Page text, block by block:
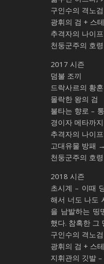
구인수의 격노검
광휘의 검 + 스
추격자의 나이프
천둥군주의 호령
2017 시즌
덤불 조끼
드락사르의 황
몰락한 왕의 검
불타는 향로 –
경이자 메타까
추격자의 나이프
고대유물 방패
천둥군주의 호령
2018 시즌
초시계 – 이때
해서 너도 나도
을 남발하는 띵
했다. 참혹한 그
구인수의 격노검
광휘의 검 + 스
지휘관의 깃발